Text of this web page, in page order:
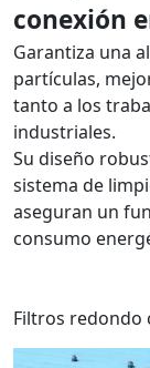
conexión
Garantiza una
partículas,
tanto a los
industriales.
Su diseño
sistema de
aseguran un
consumo
Filtros redondo